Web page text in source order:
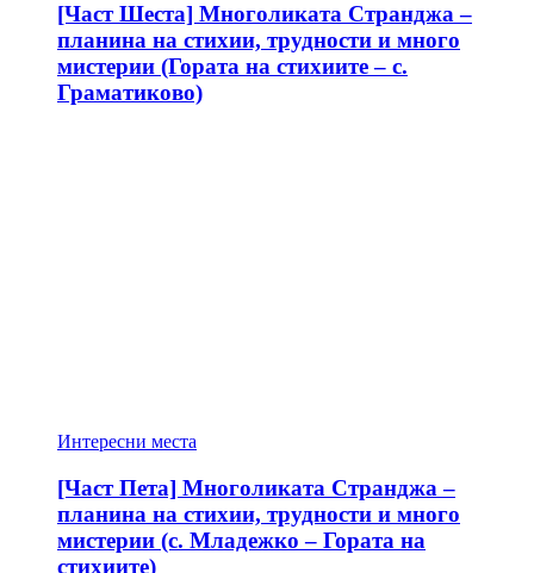
[Част Шеста] Многоликата Странджа –
планина на стихии, трудности и много
мистерии (Гората на стихиите – с.
Граматиково)
Интересни места
[Част Пета] Многоликата Странджа –
планина на стихии, трудности и много
мистерии (с. Младежко – Гората на
стихиите)